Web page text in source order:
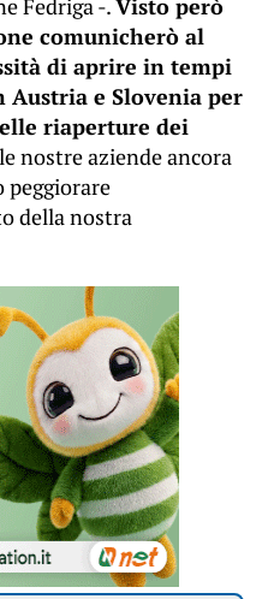
Fedriga -.Visto però
comunicherò al
di aprire in tempi
e Slovenia per
riaperture dei
nostre aziende ancora
peggiorare
della nostra